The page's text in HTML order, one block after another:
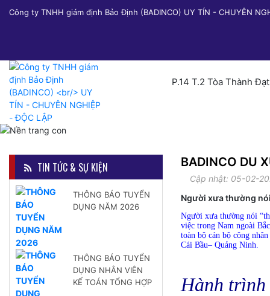
Công ty TNHH giám định Bảo Định (BADINCO) UY TÍN - CHUYÊN
P.14 T.2 Tòa Thành
TIN TỨC & SỰ KIỆN
THÔNG BÁO TUYỂN
DỤNG NĂM 2026
THÔNG BÁO TUYỂN
DỤNG NHÂN VIÊN
KẾ TOÁN TỔNG HỢP
BADINCO DU
Cập nhật: 05-02-
Người xưa thường
Người xưa thường nói
việc trong Nam ngoài
toàn bộ cán bộ công
Cái Bầu– Quảng Ninh.
Hành